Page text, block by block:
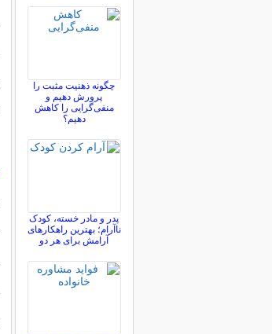
چگونه ذهنیت مثبت را
پرورش دهیم و
منفی‌گرایی را کاهش
دهیم؟
پدر و مادر خسته، کودک
ناآرام؛ بهترین راهکارهای
آرامش برای هر دو